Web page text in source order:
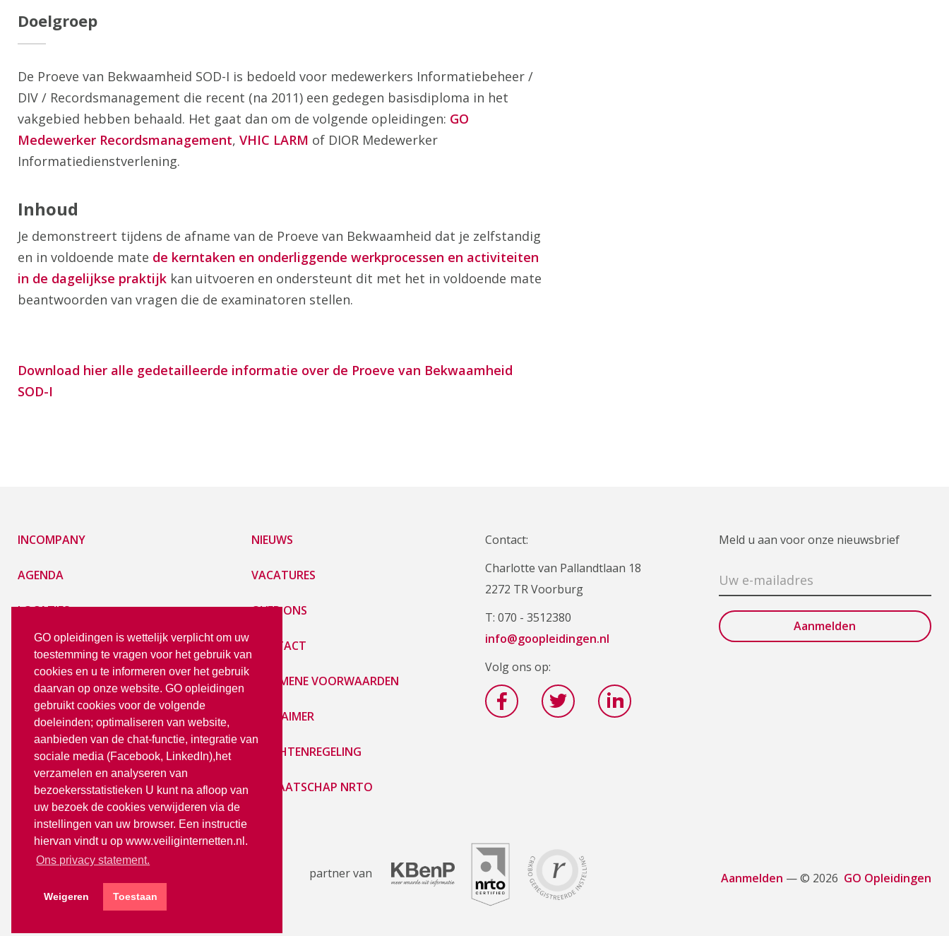
GO opleidingen is wettelijk verplicht om uw
toestemming te vragen voor het gebruik van
cookies en u te informeren over het gebruik
daarvan op onze website. GO opleidingen
gebruikt cookies voor de volgende
doeleinden; optimaliseren van website,
aanbieden van de chat-functie, integratie van
sociale media (Facebook, LinkedIn),het
verzamelen en analyseren van
bezoekersstatistieken U kunt na afloop van
uw bezoek de cookies verwijderen via de
instellingen van uw browser. Een instructie
hiervan vindt u op www.veiliginternetten.nl.
Ons privacy statement.
Weigeren Toestaan
Doelgroep
De Proeve van Bekwaamheid SOD-I is bedoeld voor medewerkers Informatiebeheer /
DIV / Recordsmanagement die recent (na 2011) een gedegen basisdiploma in het
vakgebied hebben behaald. Het gaat dan om de volgende opleidingen: GO
Medewerker Recordsmanagement, VHIC LARM of DIOR Medewerker
Informatiedienstverlening.
Inhoud
Je demonstreert tijdens de afname van de Proeve van Bekwaamheid dat je zelfstandig
en in voldoende mate de kerntaken en onderliggende werkprocessen en activiteiten
in de dagelijkse praktijk kan uitvoeren en ondersteunt dit met het in voldoende mate
beantwoorden van vragen die de examinatoren stellen.
Download hier alle gedetailleerde informatie over de Proeve van Bekwaamheid
SOD-I
INCOMPANY
AGENDA
LOCATIES
E-LEARNING
PRIVACY STATEMENT
LoGO
NIEUWS
VACATURES
OVER ONS
CONTACT
ALGEMENE VOORWAARDEN
DISCLAIMER
KLACHTENREGELING
LIDMAATSCHAP NRTO
Meld u aan voor onze nieuwsbrief
Contact:
Charlotte van Pallandtlaan 18
2272 TR Voorburg
T: 070 - 3512380
info@goopleidingen.nl
Volg ons op:
partner van Aanmelden — © 2026 GO Opleidingen